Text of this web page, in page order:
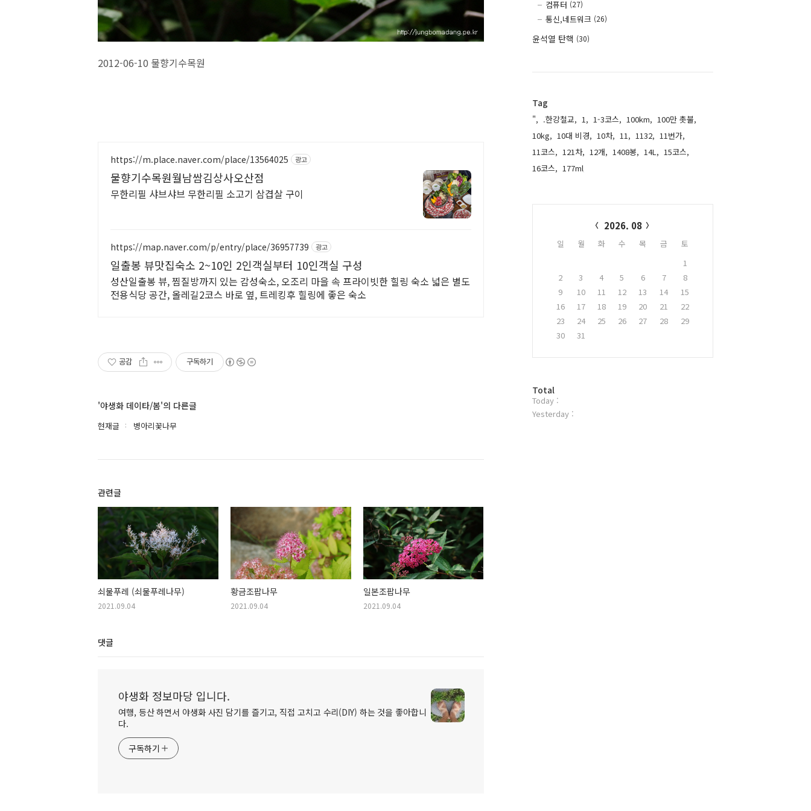
2012-06-10 물향기수목원
https://m.place.naver.com/place/13564025 광고
물향기수목원월남쌈김상사오산점
무한리필 샤브샤브 무한리필 소고기 삼겹살 구이
https://map.naver.com/p/entry/place/36957739 광고
일출봉 뷰맛집숙소 2~10인 2인객실부터 10인객실 구성
성산일출봉 뷰, 찜질방까지 있는 감성숙소, 오조리 마을 속 프라이빗한 힐링 숙소 넓은 별도
전용식당 공간, 올레길2코스 바로 옆, 트레킹후 힐링에 좋은 숙소
공감 구독하기
'야생화 데이타/봄'의 다른글
현재글 병아리꽃나무
관련글
쇠물푸레 (쇠물푸레나무)
2021.09.04
황금조팝나무
2021.09.04
일본조팝나무
2021.09.04
댓글
야생화 정보마당 입니다.
여행, 등산 하면서 야생화 사진 담기를 즐기고, 직접 고치고 수리(DIY) 하는 것을 좋아합니
다.
구독하기
컴퓨터 (27)
통신,네트워크 (26)
윤석열 탄핵 (30)
Tag
", .한강철교, 1, 1-3코스, 100km, 100만 촛불,
10kg, 10대 비경, 10차, 11, 1132, 11번가,
11코스, 121차, 12개, 1408봉, 14L, 15코스,
16코스, 177ml,
2026. 08
일 월 화 수 목 금
토
1
2
3 4 5 6 7
8
9
10 11 12 13 14
15
16
17 18 19 20 21
22
23
24 25 26 27 28
29
30
31
방
문
자
Total
Today :
Yesterday :